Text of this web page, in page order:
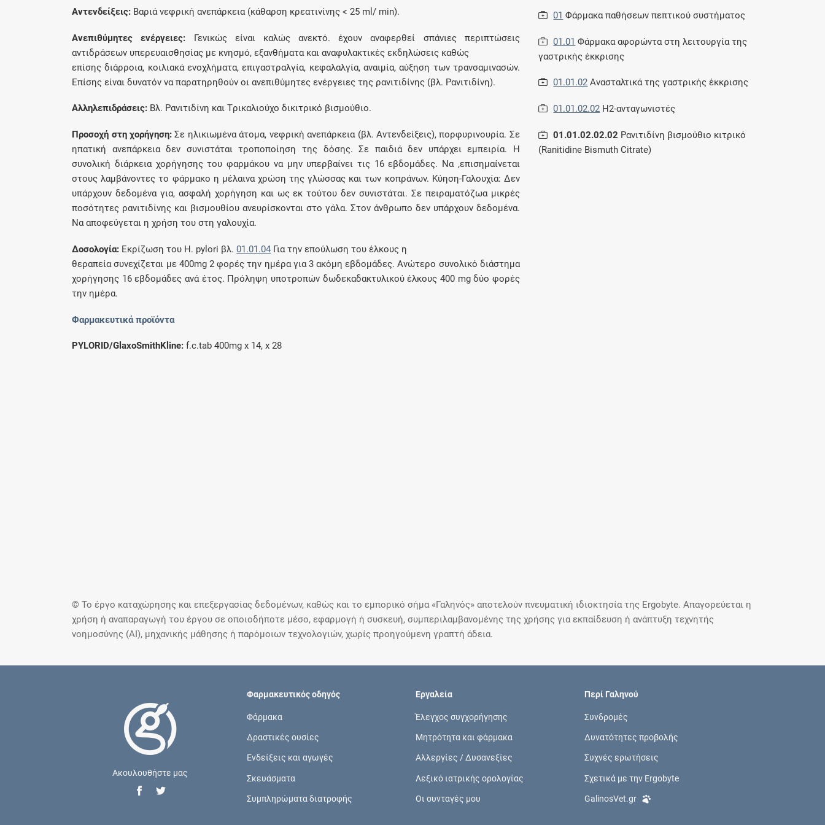
Συνδρομές
Μάθετε περισσότερα για τα οφέλη και τις
επιπλέον παροχές των συνδρομητικών
προγραμμάτων
Ενδείξεις και αγωγές
Βρείτε θεραπευτικές ενδείξεις και αγωγές για
νόσους, συμπτώματα και ιατρικές πράξεις
Γνωρίζατε ότι...
Μοιραζόμαστε μαζί σας γεγονότα της
Aντενδείξεις: Βαριά νεφρική ανεπάρκεια (κάθαρση κρεατινίνης < 25 ml/ min).
Aνεπιθύμητες ενέργειες: Γενικώς είναι καλώς ανεκτό. έχουν αναφερθεί σπάνιες περιπτώσεις
αντιδράσεων υπερευαισθησίας με κνησμό, εξανθήματα και αναφυλακτικές εκδηλώσεις καθώς
επίσης διάρροια, κοιλιακά ενοχλήματα, επιγαστραλγία, κεφαλαλγία, αναιμία, αύξηση των τρανσαμινασών.
Eπίσης είναι δυνατόν να παρατηρηθούν οι ανεπιθύμητες ενέργειες της ρανιτιδίνης (βλ. Ρανιτιδίνη).
Aλληλεπιδράσεις: Bλ. Pανιτιδίνη και Tρικαλιούχο δικιτρικό βισμούθιο.
Προσοχή στη χορήγηση: Σε ηλικιωμένα άτομα, νεφρική ανεπάρκεια (βλ. Αντενδείξεις), πορφυρινουρία. Σε
ηπατική ανεπάρκεια δεν συνιστάται τροποποίηση της δόσης. Σε παιδιά δεν υπάρχει εμπειρία. H
συνολική διάρκεια χορήγησης του φαρμάκου να μην υπερβαίνει τις 16 εβδομάδες. Να ,επισημαίνεται
στους λαμβάνοντες το φάρμακο η μέλαινα χρώση της γλώσσας και των κοπράνων. Kύηση-Γαλουχία: Δεν
υπάρχουν δεδομένα για, ασφαλή χορήγηση και ως εκ τούτου δεν συνιστάται. Σε πειραματόζωα μικρές
ποσότητες ρανιτιδίνης και βισμουθίου ανευρίσκονται στο γάλα. Στον άνθρωπο δεν υπάρχουν δεδομένα.
Nα αποφεύγεται η χρήση του στη γαλουχία.
Δοσολογία: Eκρίζωση του H. pylori βλ.01.01.04 Για την επούλωση του έλκους η
θεραπεία συνεχίζεται με 400mg 2 φορές την ημέρα για 3 ακόμη εβδομάδες. Ανώτερο συνολικό διάστημα
χορήγησης 16 εβδομάδες ανά έτος. Πρόληψη υποτροπών δωδεκαδακτυλικού έλκους 400 mg δύο φορές
την ημέρα.
Φαρμακευτικά προϊόντα
PYLORID/GlaxoSmithKline: f.c.tab 400mg x 14, x 28
01 Φάρμακα παθήσεων πεπτικού συστήματος
01.01 Φάρμακα αφορώντα στη λειτουργία της
γαστρικής έκκρισης
01.01.02 Ανασταλτικά της γαστρικής έκκρισης
01.01.02.02 Η2-ανταγωνιστές
01.01.02.02.02 Ρανιτιδίνη βισμούθιο κιτρικό
(Ranitidine Bismuth Citrate)
© Το έργο καταχώρησης και επεξεργασίας δεδομένων, καθώς και το εμπορικό σήμα «Γαληνός» αποτελούν πνευματική ιδιοκτησία της Ergobyte. Απαγορεύεται η
χρήση ή αναπαραγωγή του έργου σε οποιοδήποτε μέσο, εφαρμογή ή συσκευή, συμπεριλαμβανομένης της χρήσης για εκπαίδευση ή ανάπτυξη τεχνητής
νοημοσύνης (AI), μηχανικής μάθησης ή παρόμοιων τεχνολογιών, χωρίς προηγούμενη γραπτή άδεια.
Ακουλουθήστε μας
Φαρμακευτικός οδηγός
Φάρμακα
Δραστικές ουσίες
Ενδείξεις και αγωγές
Σκευάσματα
Συμπληρώματα διατροφής
Εργαλεία
Έλεγχος συγχορήγησης
Μητρότητα και φάρμακα
Αλλεργίες / Δυσανεξίες
Λεξικό ιατρικής ορολογίας
Οι συνταγές μου
Περί Γαληνού
Συνδρομές
Δυνατότητες προβολής
Συχνές ερωτήσεις
Σχετικά με την Ergobyte
GalinosVet.gr